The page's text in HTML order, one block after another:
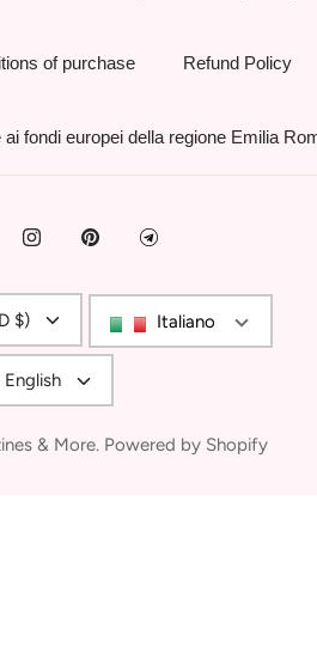
of purchase Refund Policy
fondi europei della regione Emilia
$) Italiano
English
& More. Powered by Shopify